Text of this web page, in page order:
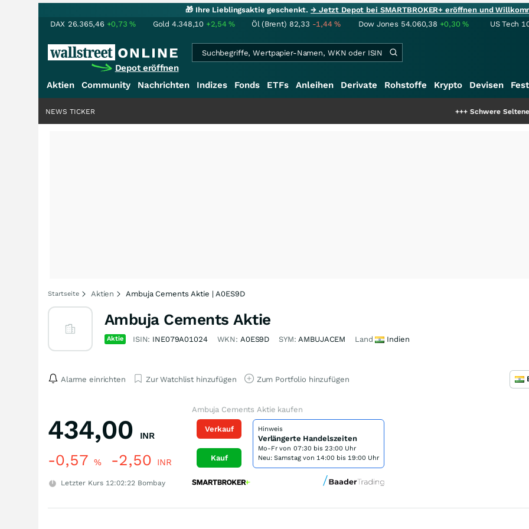
🎁 Ihre Lieblingsaktie geschenkt.→ Jetzt Depot bei SMARTBROKER+ eröffnen und
DAX 26.365,46 +0,73% Gold 4.348,10 +2,54% Öl (Brent) 82,33 -1,44% Dow Jones 54.060,38 +0,30% US Tech
Depot eröffnen
Aktien Community Nachrichten Indizes Fonds ETFs Anleihen Derivate Rohstoffe Krypto Devisen
Schwere Seltene Erden:
NEWS TICKER
Startseite Aktien Ambuja Cements Aktie | A0ES9D
Ambuja Cements Aktie
Aktie ISIN: INE079A01024 WKN: A0ES9D SYM:AMBUJACEM Land Indien
Alarme einrichten Zur Watchlist hinzufügen Zum Portfolio hinzufügen
434,00 INR
-0,57 % -2,50 INR
Letzter Kurs 12:02:22 Bombay
Ambuja Cements Aktie kaufen
Verkauf
Kauf
Hinweis
Verlängerte Handelszeiten
Mo-Fr von 07:30 bis 23:00 Uhr
Neu: Samstag von 14:00 bis 19:00 Uhr